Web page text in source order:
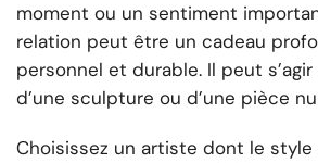
moment ou un sentiment
relation peut être un cadeau
personnel et durable. Il peut
d’une sculpture ou d’une pièce
Choisissez un artiste dont le